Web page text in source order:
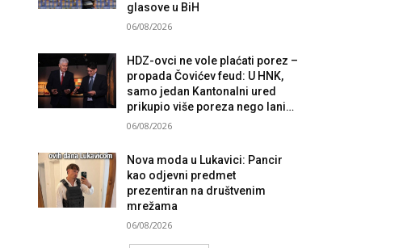
glasove u BiH
06/08/2026
HDZ-ovci ne vole plaćati porez –
propada Čovićev feud: U HNK,
samo jedan Kantonalni ured
prikupio više poreza nego lani…
06/08/2026
Nova moda u Lukavici: Pancir
kao odjevni predmet
prezentiran na društvenim
mrežama
06/08/2026